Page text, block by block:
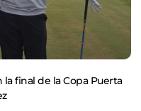
final de la Copa Puerta